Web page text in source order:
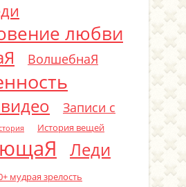
любви
ВолшебнаЯ
Записи с
История вещей
Леди
мудрая зрелость